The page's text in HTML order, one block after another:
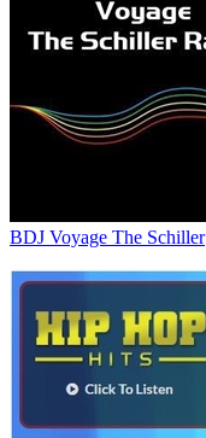
BDJ Voyage The Schiller